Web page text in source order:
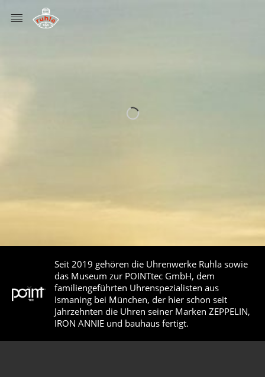
MENÜ
Seit 2019 gehören die Uhrenwerke Ruhla sowie
das Museum zur POINTtec GmbH, dem
familiengeführten Uhrenspezialisten aus
Ismaning bei München, der hier schon seit
Jahrzehnten die Uhren seiner Marken ZEPPELIN,
IRON ANNIE und bauhaus fertigt.